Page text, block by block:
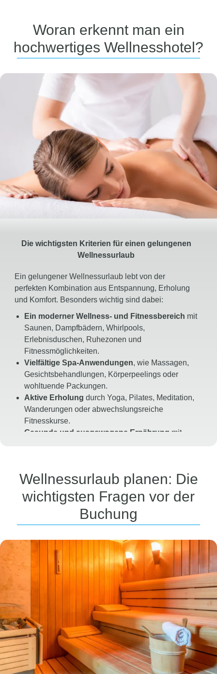
Woran erkennt man ein
hochwertiges Wellnesshotel?
Die wichtigsten Kriterien für einen gelungenen
Wellnessurlaub
Ein gelungener Wellnessurlaub lebt von der
perfekten Kombination aus Entspannung, Erholung
und Komfort. Besonders wichtig sind dabei:
Ein moderner Wellness- und Fitnessbereich mit
Saunen, Dampfbädern, Whirlpools,
Erlebnisduschen, Ruhezonen und
Fitnessmöglichkeiten.
Vielfältige Spa-Anwendungen, wie Massagen,
Gesichtsbehandlungen, Körperpeelings oder
wohltuende Packungen.
Aktive Erholung durch Yoga, Pilates, Meditation,
Wanderungen oder abwechslungsreiche
Fitnesskurse.
Gesunde und ausgewogene Ernährung mit
und Hausschuhen für ein rundum entspanntes
Urlaubserlebnis.
Wellnessurlaub planen: Die
wichtigsten Fragen vor der
Buchung